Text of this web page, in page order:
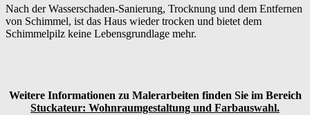
Nach der Wasserschaden-Sanierung, Trocknung und dem Entfernen
von Schimmel, ist das Haus wieder trocken und bietet dem
Schimmelpilz keine Lebensgrundlage mehr.
Weitere Informationen zu Malerarbeiten finden Sie im Bereich
Stuckateur: Wohnraumgestaltung und Farbauswahl.